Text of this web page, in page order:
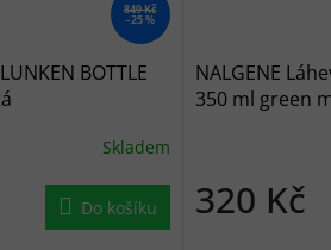
849 Kč
–25 %
BOTTLE
Skladem
Do košíku
NALGENE
350 ml green
320 Kč